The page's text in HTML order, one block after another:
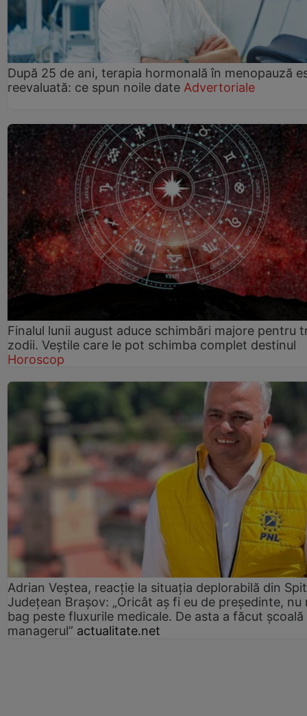
După 25 de ani, terapia hormonală în menopauză
reevaluată: ce spun noile date Advertoriale
Finalul lunii august aduce schimbări majore pentru
zodii. Veștile care le pot schimba complet destinul
Horoscop
Adrian Veștea, reacție la situația deplorabilă din
Județean Brașov: „Oricât aș fi eu de președinte, nu
bag peste fluxurile medicale. De asta a făcut școală
managerul” actualitate.net